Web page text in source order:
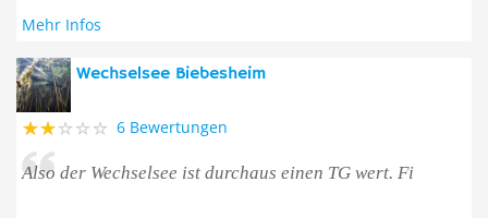
Mehr Infos
Wechselsee Biebesheim
6 Bewertungen
Also der Wechselsee ist durchaus einen TG wert. Fi